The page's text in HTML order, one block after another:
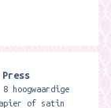
hoogwaardige
of satin